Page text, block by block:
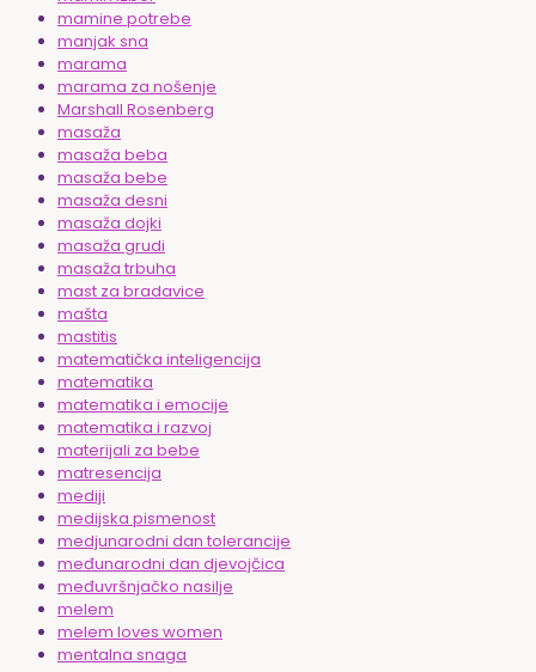
mamine potrebe
manjak sna
marama
marama za nošenje
Marshall Rosenberg
masaža
masaža beba
masaža bebe
masaža desni
masaža dojki
masaža grudi
masaža trbuha
mast za bradavice
mašta
mastitis
matematička inteligencija
matematika
matematika i emocije
matematika i razvoj
materijali za bebe
matresencija
mediji
medijska pismenost
medjunarodni dan tolerancije
međunarodni dan djevojčica
međuvršnjačko nasilje
melem
melem loves women
mentalna snaga